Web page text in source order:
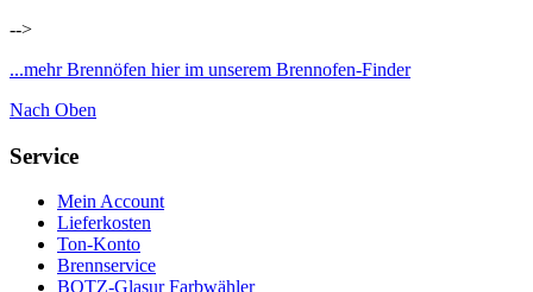
-->
...mehr Brennöfen hier im unserem Brennofen-Finder
Nach Oben
Service
Mein Account
Lieferkosten
Ton-Konto
Brennservice
BOTZ-Glasur Farbwähler